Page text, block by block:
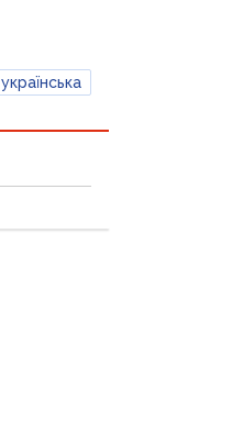
українська